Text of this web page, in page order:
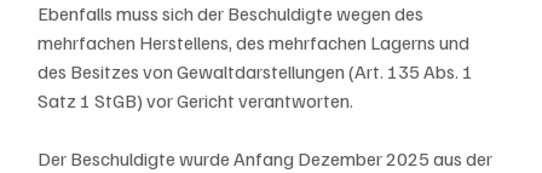
Ebenfalls muss sich der Beschuldigte wegen des
mehrfachen Herstellens, des mehrfachen Lagerns und
des Besitzes von Gewaltdarstellungen (Art. 135 Abs. 1
Satz 1 StGB) vor Gericht verantworten.
Der Beschuldigte wurde Anfang Dezember 2025 aus der